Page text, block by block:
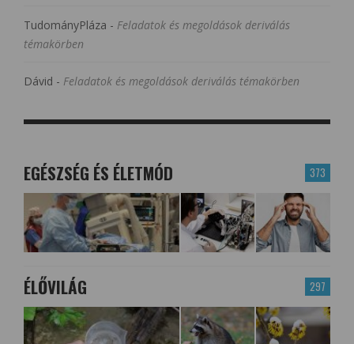
TudományPláza - Feladatok és megoldások deriválás
témakörben
Dávid - Feladatok és megoldások deriválás témakörben
373
EGÉSZSÉG ÉS ÉLETMÓD
297
ÉLŐVILÁG